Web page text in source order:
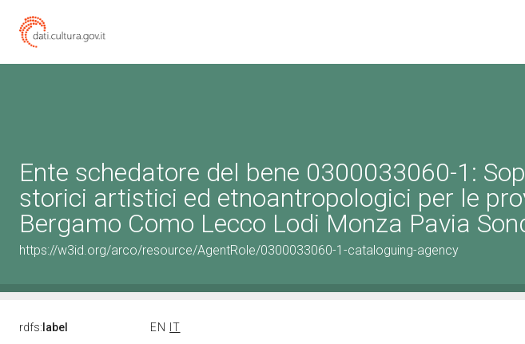
Ente schedatore del bene 0300033060-1:
storici artistici ed etnoantropologici per le
Bergamo Como Lecco Lodi Monza Pavia
https://w3id.org/arco/resource/AgentRole/0300033060-1-cataloguing-agency
rdfs: label EN
IT